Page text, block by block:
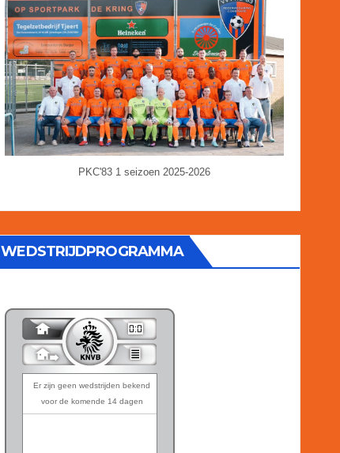
PKC'83 1 seizoen 2025-2026
WEDSTRIJDPROGRAMMA